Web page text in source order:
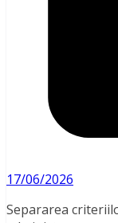
17/06/2026
Separarea